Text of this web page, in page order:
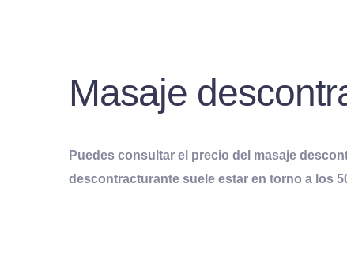
Masaje
Puedes consultar el precio del masaje
descontracturante suele estar en torno a los